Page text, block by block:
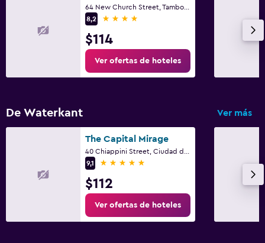
8,2
4 estrellas
$114
Ver ofertas de hoteles
De Waterkant Ver más
The Capital Mirage
9,1
5 estrellas
$112
Ver ofertas de hoteles